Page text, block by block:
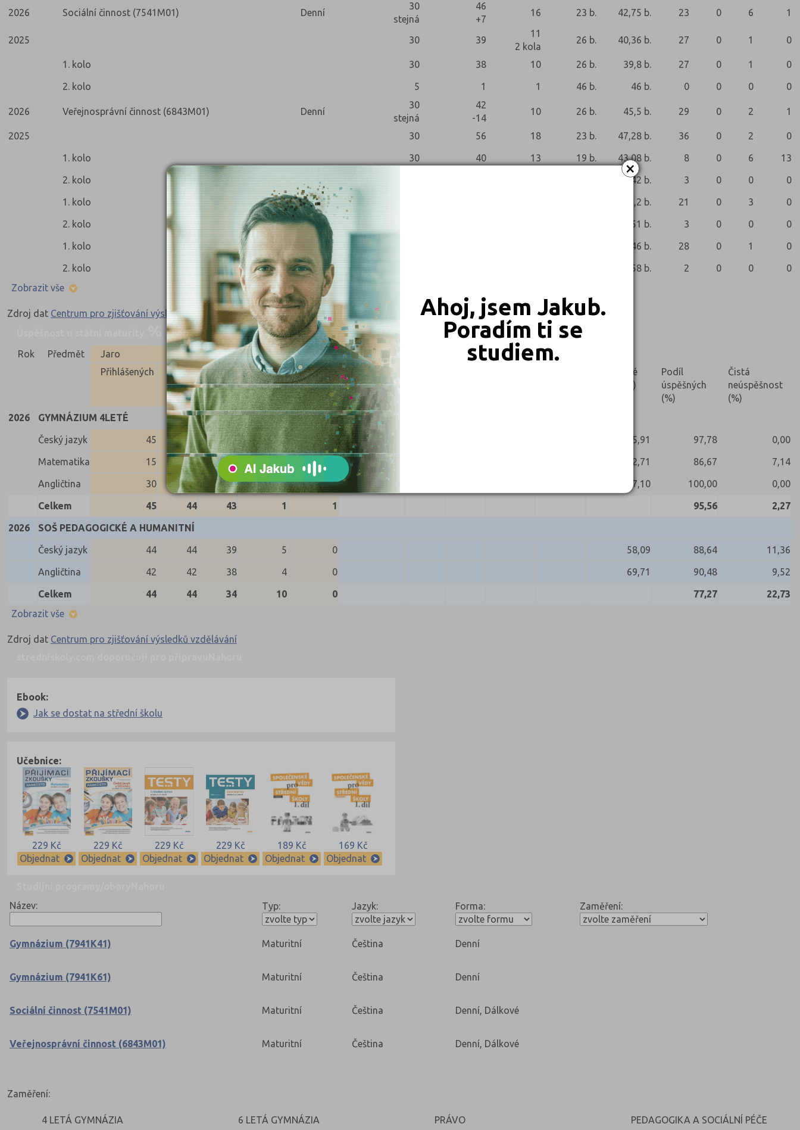
×
Ahoj, jsem Jakub.
Poradím ti se
studiem.
2026 Sociální činnost (7541M01) Denní
30
stejná
46
+7
16 23 b. 42,75 b. 23 0 6 1
2025 30 39
11
2 kola
26 b. 40,36 b. 27 0 1 0
1. kolo 30 38 10 26 b. 39,8 b. 27 0 1 0
2. kolo 5 1 1 46 b. 46 b. 0 0 0 0
2026 Veřejnosprávní činnost (6843M01) Denní
30
stejná
42
-14
10 26 b. 45,5 b. 29 0 2 1
2025 30 56 18 23 b. 47,28 b. 36 0 2 0
1. kolo 30 40 13 19 b. 43,08 b. 8 0 6 13
2. kolo 42 b. 3 0 0 0
1. kolo 41,2 b. 21 0 3 0
2. kolo 51 b. 3 0 0 0
1. kolo 46 b. 28 0 1 0
2. kolo 58 b. 2 0 0
0
Zobrazit vše
Zdroj dat Centrum pro zjišťování výsledků vzdělávání
Nahoru
Rok
Předmět Jaro
Celkem (jaro i podzim)
Přihlášených
Konali Uspěli Neuspěli Nekonali Přihlášených
Prúměrné
skóre (%)
Podíl
úspěšných
(%)
Čistá
neúspěšnost
(%)
2026
GYMNÁZIUM 4LETÉ
Český jazyk 45 44 44 0 1 75,91 97,78 0,00
Matematika 15 14 13 62,71 86,67 7,14
Angličtina 30 30 30 0 0 87,10 100,00 0,00
Celkem 45 44 43 1 1 95,56 2,27
2026 SOŠ PEDAGOGICKÉ A HUMANITNÍ
Český jazyk 44 44 39 5 0 58,09 88,64 11,36
Angličtina 42 42 38 4 0 69,71 90,48 9,52
Celkem 44 44 34 10 0 77,27
22,73
Zobrazit vše
Zdroj dat Centrum pro zjišťování výsledků vzdělávání
Ebook:
Jak se dostat na střední školu
Učebnice:
229 Kč
Objednat
229 Kč
Objednat
229 Kč
Objednat
229 Kč
Objednat
189 Kč
Objednat
169 Kč
Objednat
Název:
Typ: Jazyk: Forma: Zaměření:
Gymnázium (7941K41) Maturitní Čeština Denní
Gymnázium (7941K61) Maturitní Čeština Denní
Sociální činnost (7541M01) Maturitní Čeština Denní, Dálkové
Veřejnosprávní činnost (6843M01) Maturitní Čeština Denní, Dálkové
Zaměření:
4 LETÁ GYMNÁZIA 6 LETÁ GYMNÁZIA PRÁVO PEDAGOGIKA A SOCIÁLNÍ PÉČE